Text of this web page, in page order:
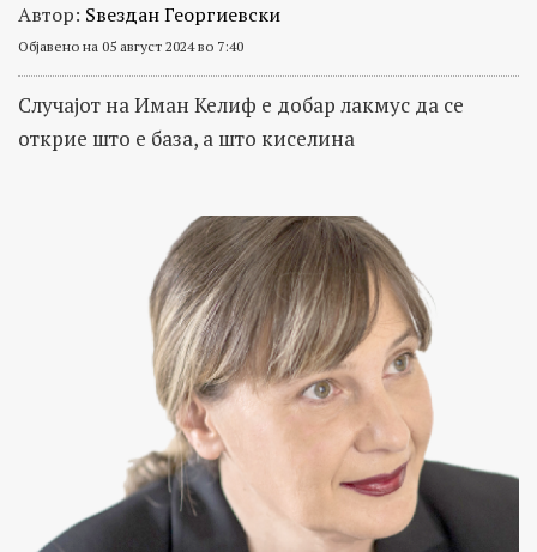
Автор: Ѕвездан Георгиевски
Објавено на 05 август 2024 во 7:40
Случајот на Иман Келиф е добар лакмус да се
открие што е база, а што киселина